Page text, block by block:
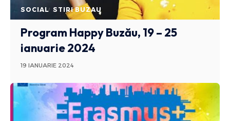
SOCIAL STIRI BUZAU
Program Happy Buzău, 19 – 25
ianuarie 2024
19 IANUARIE 2024